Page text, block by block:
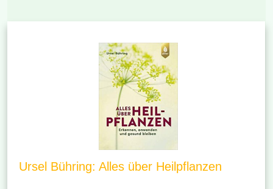
Ursel Bühring: Alles über Heilpflanzen